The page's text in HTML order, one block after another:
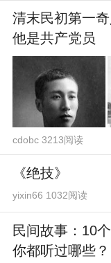
清末民初第一
他是共产党员
cdobc 3213阅读
《绝技》
yixin66 1032阅读
民间故事：10
你都听过哪些？